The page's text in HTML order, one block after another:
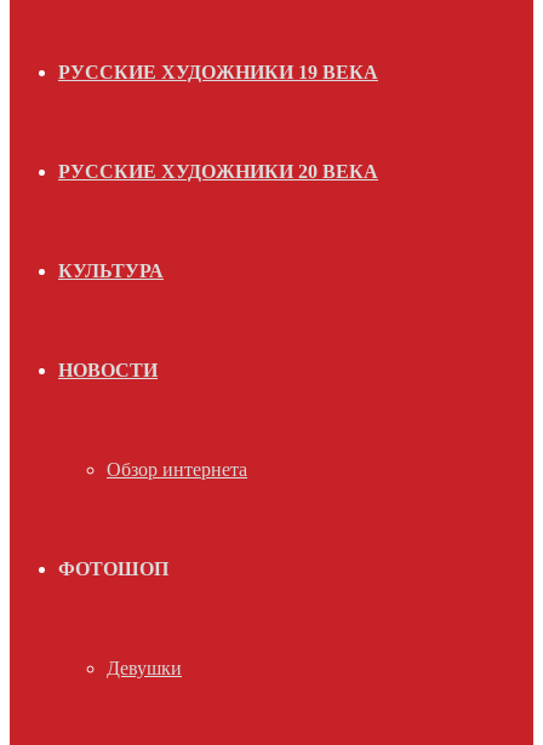
РУССКИЕ ХУДОЖНИКИ 19 ВЕКА
РУССКИЕ ХУДОЖНИКИ 20 ВЕКА
КУЛЬТУРА
НОВОСТИ
Обзор интернета
ФОТОШОП
Девушки